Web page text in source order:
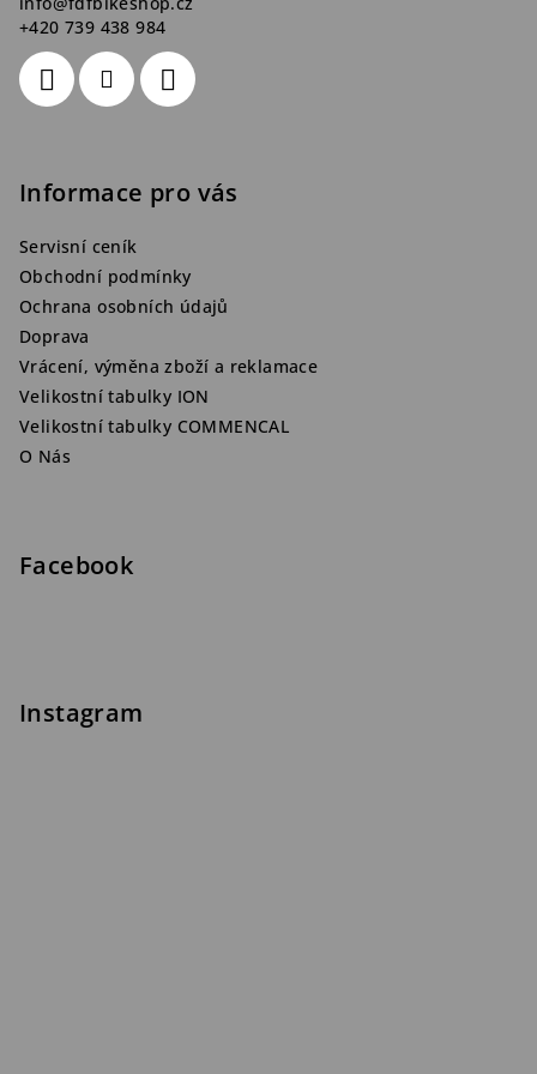
+420 739 438 984
Informace pro vás
Servisní ceník
Obchodní podmínky
Ochrana osobních údajů
Doprava
Vrácení, výměna zboží a reklamace
Velikostní tabulky ION
Velikostní tabulky COMMENCAL
O Nás
Facebook
Instagram